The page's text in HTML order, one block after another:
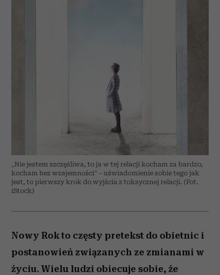
„Nie jestem szczęśliwa, to ja w tej relacji kocham za bardzo,
kocham bez wzajemności” – uświadomienie sobie tego jak
jest, to pierwszy krok do wyjścia z toksycznej relacji. (Fot.
iStock)
Nowy Rok to częsty pretekst do obietnic i
postanowień związanych ze zmianami w
życiu. Wielu ludzi obiecuje sobie, że